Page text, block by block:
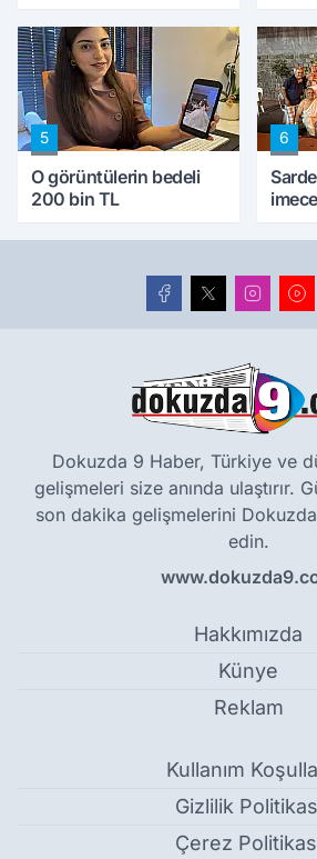
5
O görüntülerin bedeli
200 bin TL
6
Dokuzda 9 Haber, Türkiye ve
gelişmeleri size anında ulaştırır.
son dakika gelişmelerini
edin.
Hakkımızda
Künye
Reklam
Kullanım
Gizlilik
Çerez